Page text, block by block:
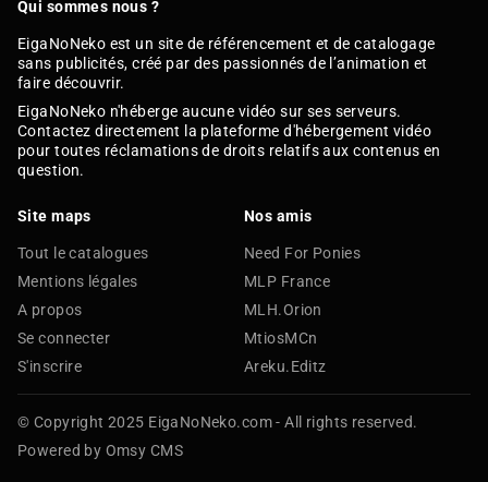
Qui sommes nous ?
EigaNoNeko est un site de référencement et de catalogage
sans publicités, créé par des passionnés de l’animation et
faire découvrir.
EigaNoNeko n'héberge aucune vidéo sur ses serveurs.
Contactez directement la plateforme d'hébergement vidéo
pour toutes réclamations de droits relatifs aux contenus en
question.
Site maps
Tout le catalogues
Mentions légales
A propos
Se connecter
S'inscrire
Nos amis
Need For Ponies
MLP France
MLH.Orion
MtiosMCn
Areku.Editz
© Copyright 2025 EigaNoNeko.com - All rights reserved.
Powered by Omsy CMS